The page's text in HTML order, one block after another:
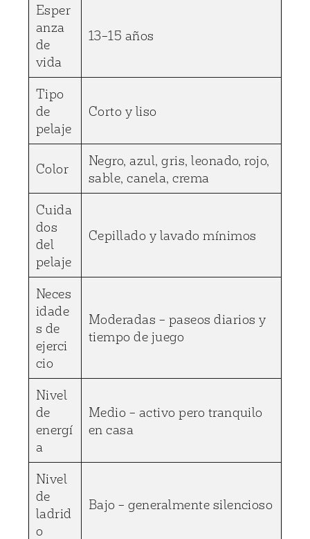
Esper
anza
de
vida
13–15 años
Tipo
de
pelaje
Corto y liso
Color
Negro, azul, gris, leonado, rojo,
sable, canela, crema
Cuida
dos
del
pelaje
Cepillado y lavado mínimos
Neces
idade
s de
ejerci
cio
Moderadas – paseos diarios y
tiempo de juego
Nivel
de
energí
a
Medio – activo pero tranquilo
en casa
Nivel
de
ladrid
o
Bajo – generalmente silencioso